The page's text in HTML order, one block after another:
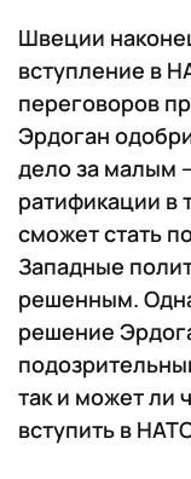
Швеции
вступление в
переговоров
Эрдоган
дело за малым
ратификации в
сможет стать
Западные
решенным.
решение
так и может ли
вступить в